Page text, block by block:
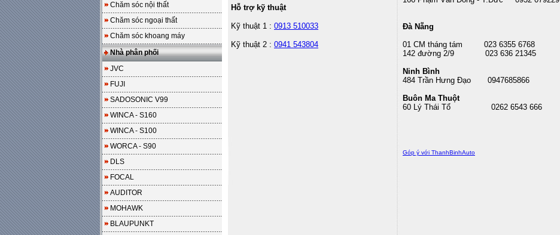
Chăm sóc nội thất
Chăm sóc ngoại thất
Chăm sóc khoang máy
Nhà phân phối
JVC
FUJI
SADOSONIC V99
WINCA - S160
WINCA - S100
WORCA - S90
DLS
FOCAL
AUDITOR
MOHAWK
BLAUPUNKT
Hỗ trợ kỹ thuật
Kỹ thuật 1 : 0913 510033
Kỹ thuật 2 : 0941 543804
Đà Nẵng
01 CM tháng tám 023 6355 6768
142 đường 2/9 023 636 21345
Ninh Bình
484 Trần Hưng Đạo 0947685866
Buôn Ma Thuột
60 Lý Thái Tổ 0262 6543 666
Góp ý với ThanhBinhAuto